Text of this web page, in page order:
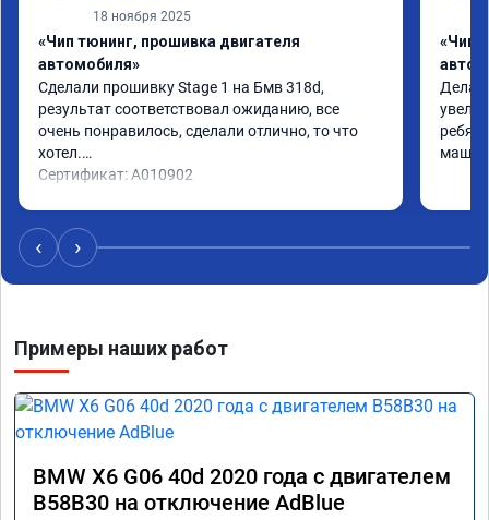
18 ноября 2025
«Чип тюнинг, прошивка двигателя
автомобиля»
Сделали прошивку Stage 1 на Бмв 318d,
результат соответствовал ожиданию, все
очень понравилось, сделали отлично, то что
хотел.
Сертификат: A010902
«Чип
‹ ›
Примеры наших работ
BMW X6 G06 40d 2020 года с двигателем
B58B30 на отключение AdBlue